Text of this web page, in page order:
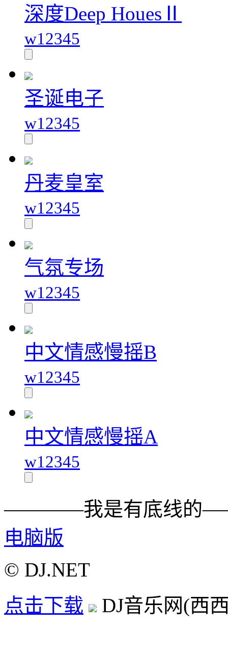
深度Deep HouesⅡ
w12345
圣诞电子
w12345
丹麦皇室
w12345
气氛专场
w12345
中文情感慢摇B
w12345
中文情感慢摇A
w12345
————我是有底线
电脑版
© DJ.NET
点击下载
DJ音乐网(西